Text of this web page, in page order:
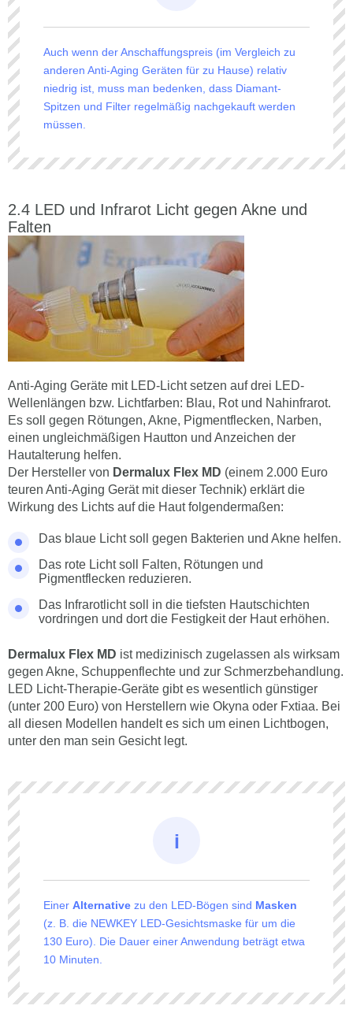
Auch wenn der Anschaffungspreis (im Vergleich zu
anderen Anti-Aging Geräten für zu Hause) relativ
niedrig ist, muss man bedenken, dass Diamant-
Spitzen und Filter regelmäßig nachgekauft werden
müssen.
LED und Infrarot Licht gegen Akne und
Falten
Anti-Aging Geräte mit LED-Licht setzen auf drei LED-
Wellenlängen bzw. Lichtfarben: Blau, Rot und Nahinfrarot.
Es soll gegen Rötungen, Akne, Pigmentflecken, Narben,
einen ungleichmäßigen Hautton und Anzeichen der
Hautalterung helfen.
Der Hersteller von Dermalux Flex MD (einem 2.000 Euro
teuren Anti-Aging Gerät mit dieser Technik) erklärt die
Wirkung des Lichts auf die Haut folgendermaßen:
Das blaue Licht soll gegen Bakterien und Akne helfen.
Das rote Licht soll Falten, Rötungen und
Pigmentflecken reduzieren.
Das Infrarotlicht soll in die tiefsten Hautschichten
vordringen und dort die Festigkeit der Haut erhöhen.
Dermalux Flex MD ist medizinisch zugelassen als wirksam
gegen Akne, Schuppenflechte und zur Schmerzbehandlung.
LED Licht-Therapie-Geräte gibt es wesentlich günstiger
(unter 200 Euro) von Herstellern wie Okyna oder Fxtiaa. Bei
all diesen Modellen handelt es sich um einen Lichtbogen,
unter den man sein Gesicht legt.
Einer Alternative zu den LED-Bögen sind Masken
(z. B. die NEWKEY LED-Gesichtsmaske für um die
130 Euro). Die Dauer einer Anwendung beträgt etwa
10 Minuten.